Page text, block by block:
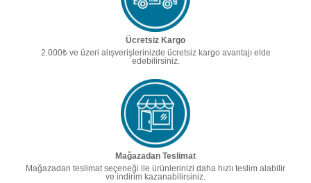
Ücretsiz Kargo
2.000₺ ve üzeri alışverişlerinizde ücretsiz kargo avantajı elde
edebilirsiniz.
Mağazadan Teslimat
Mağazadan teslimat seçeneği ile ürünlerinizi daha hızlı teslim alabilir
ve indirim kazanabilirsiniz.